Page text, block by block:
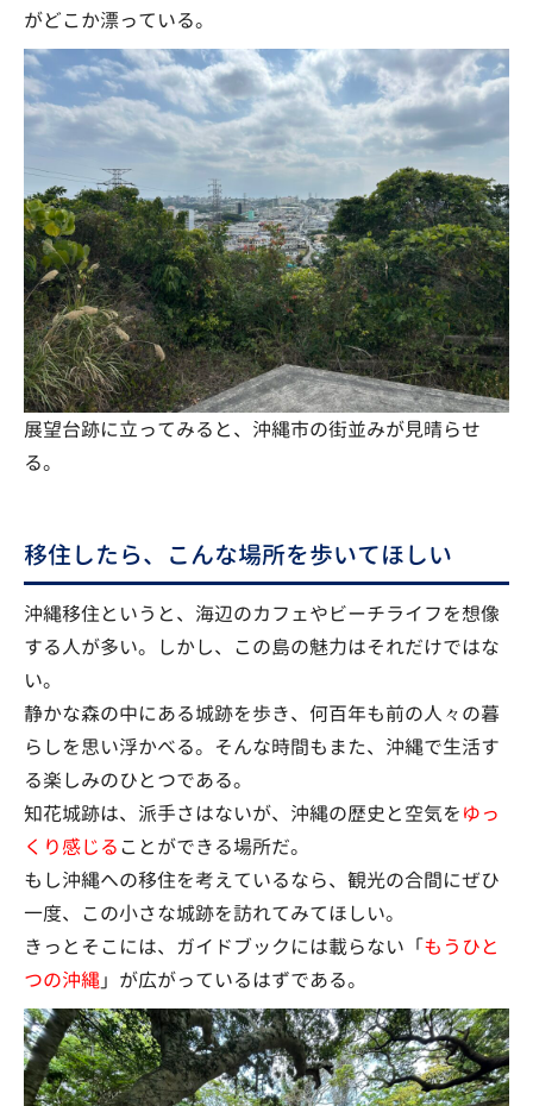
がどこか漂っている。
展望台跡に立ってみると、沖縄市の街並みが見晴らせ
る。
移住したら、こんな場所を歩いてほしい
沖縄移住というと、海辺のカフェやビーチライフを想像
する人が多い。しかし、この島の魅力はそれだけではな
い。
静かな森の中にある城跡を歩き、何百年も前の人々の暮
らしを思い浮かべる。そんな時間もまた、沖縄で生活す
る楽しみのひとつである。
知花城跡は、派手さはないが、沖縄の歴史と空気をゆっ
くり感じることができる場所だ。
もし沖縄への移住を考えているなら、観光の合間にぜひ
一度、この小さな城跡を訪れてみてほしい。
きっとそこには、ガイドブックには載らない「もうひと
つの沖縄」が広がっているはずである。